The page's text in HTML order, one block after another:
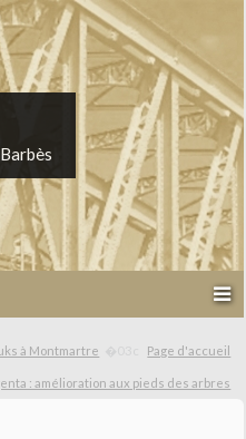
à Montmartre Page d'accueil
: amélioration aux pieds des arbres